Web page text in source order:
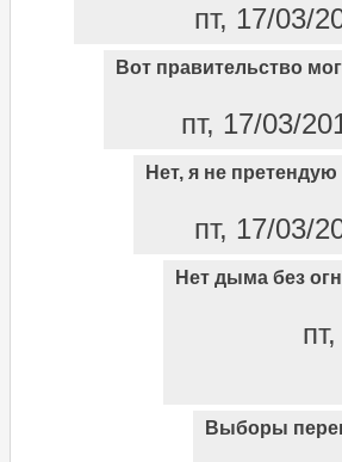
пт, 17/03/
Вот правительство
пт, 17/03/
Нет, я не претендую
пт, 17/03/
Нет дыма без
Выборы